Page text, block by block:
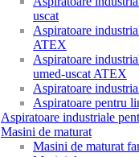
uscat
Aspiratoare
ATEX
Aspiratoare
umed-uscat ATEX
Aspiratoare
Aspiratoare pentru
Aspiratoare industriale
Masini de maturat
Masini de maturat